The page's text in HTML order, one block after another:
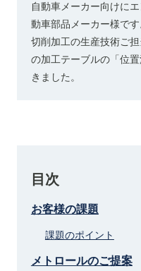
自動車メーカー向けに
動車部品メーカー様です
切削加工の生産技術ご
の加工テーブルの「位
きました。
目次
お客様の課題
課題のポイント
メトロールのご提案